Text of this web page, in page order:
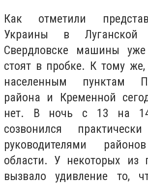
Как отметили
Украины в Луганской
Свердловске машины
стоят в пробке. К тому
населенным пунктам
района и Кременной
нет. В ночь с 13 на
созвонился
руководителями
области. У некоторых из
вызвало удивление то,